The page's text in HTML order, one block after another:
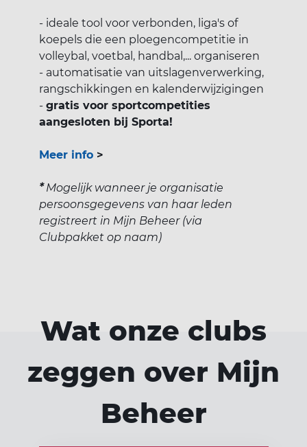
- ideale tool voor verbonden, liga's of
koepels die een ploegencompetitie in
volleybal, voetbal, handbal,... organiseren
- automatisatie van uitslagenverwerking,
rangschikkingen en kalenderwijzigingen
- gratis voor sportcompetities
aangesloten bij Sporta!
Meer info>
*Mogelijk wanneer je organisatie
persoonsgegevens van haar leden
registreert in Mijn Beheer (via
Clubpakket op naam)
Wat onze clubs
zeggen over Mijn
Beheer